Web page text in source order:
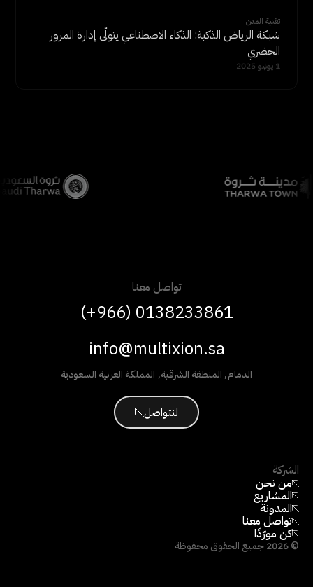
تقنية المدن
شبكة الرياض الذكية: الذكاء الاصطناعي يتولّى إدارة المرور
الحضري
1 يونيو 2025
الشركة
من نحن
المشاريع
المدونة
تواصل معنا
كن مورّدًا
©
2026جميع الحقوق محفوظة
تواصل معنا
(+966) 0138233861
info@multixion.sa
الدمام, المنطقة الشرقية, المملكة العربية السعودية
لنتواصل